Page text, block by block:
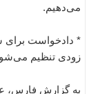
می‌دهیم.
* دادخواست برای
زودی تنظیم
به گزارش فارس،